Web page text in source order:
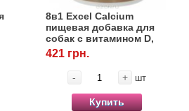
8в1 Excel Calcium
пищевая добавка для
собак с витамином D,
155 табл.
421 грн.
- + шт
Купить